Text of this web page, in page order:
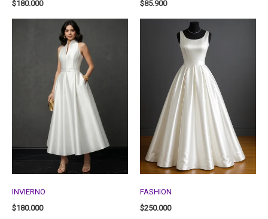
$180.000 $85.900
INVIERNO
$180.000
FASHION
$250.000